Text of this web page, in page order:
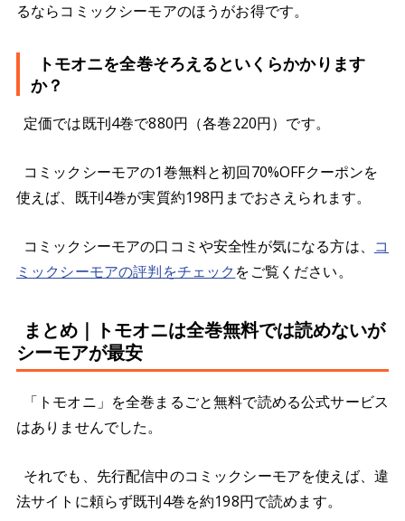
るならコミックシーモアのほうがお得です。
トモオニを全巻そろえるといくらかかります
か？
定価では既刊4巻で880円（各巻220円）です。
コミックシーモアの1巻無料と初回70%OFFクーポンを
使えば、既刊4巻が実質約198円までおさえられます。
コミックシーモアの口コミや安全性が気になる方は、 コ
ミックシーモアの評判をチェック をご覧ください。
まとめ｜トモオニは全巻無料では読めないが
シーモアが最安
「トモオニ」を全巻まるごと無料で読める公式サービス
はありませんでした。
それでも、先行配信中のコミックシーモアを使えば、違
法サイトに頼らず既刊4巻を約198円で読めます。